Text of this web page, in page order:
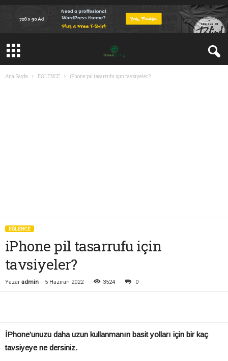
Ana Sayfa EĞLENCE iPhone pil tasarrufu için tavsiyeler?
EĞLENCE
iPhone pil tasarrufu için
tavsiyeler?
Yazar admin - 5 Haziran 2022 3524 0
İPhone’unuzu daha uzun kullanmanın basit yolları için bir kaç
tavsiyeye ne dersiniz.